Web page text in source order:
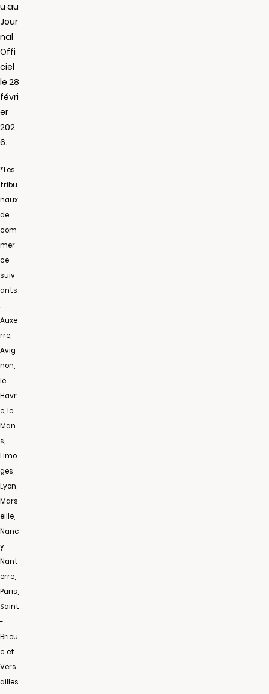
u au
Jour
nal
Offi
ciel
le 28
févri
er
202
6.
*Les
tribu
naux
de
com
mer
ce
suiv
ants
:
Auxe
rre,
Avig
non,
le
Havr
e, le
Man
s,
Limo
ges,
Lyon,
Mars
eille,
Nanc
y,
Nant
erre,
Paris,
Saint
-
Brieu
c et
Vers
ailles